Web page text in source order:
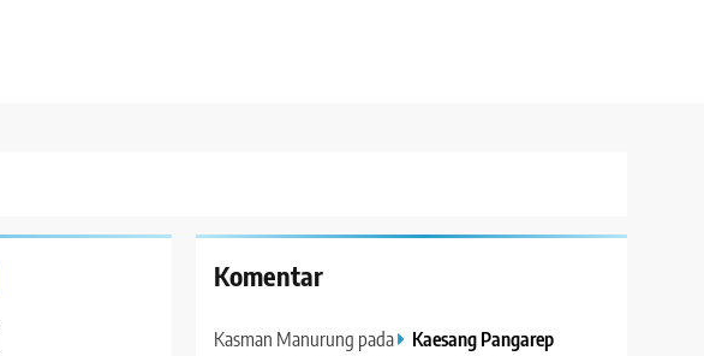
Komentar
Kasman Manurung pada
Kaesang Pangarep